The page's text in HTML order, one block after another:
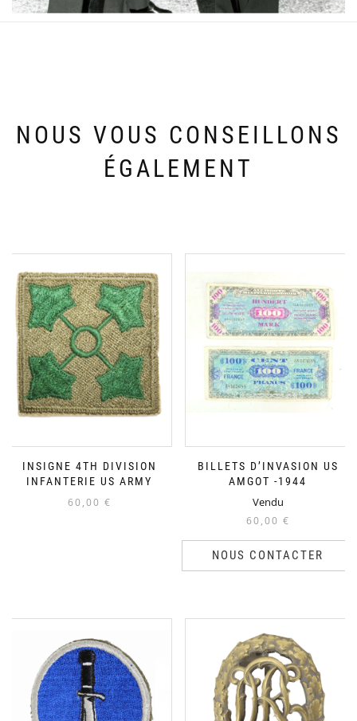
NOUS VOUS CONSEILLONS
ÉGALEMENT
INSIGNE 4TH DIVISION
INFANTERIE US ARMY
60,00 €
BILLETS D’INVASION US
AMGOT -1944
Vendu
60,00 €
NOUS CONTACTER